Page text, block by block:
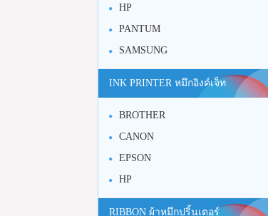
HP
PANTUM
SAMSUNG
INK PRINTER หมึกอิงค์เจ็ท
BROTHER
CANON
EPSON
HP
RIBBON ผ้าหมึกปริ้นเตอร์